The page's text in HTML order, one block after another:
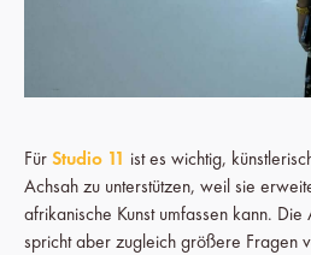
Für Studio 11 ist es wichtig,
Achsah zu unterstützen, weil sie
afrikanische Kunst umfassen kann.
spricht aber zugleich größere Fragen